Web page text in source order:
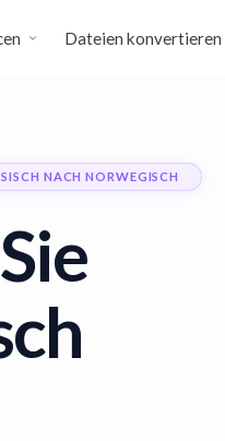
Dateien konvertieren
NACH NORWEGISCH